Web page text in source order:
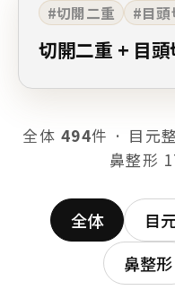
#切開二重 #目頭
切開二重 + 目
全体 494件 · 目元
鼻整形
全体 目
鼻整形